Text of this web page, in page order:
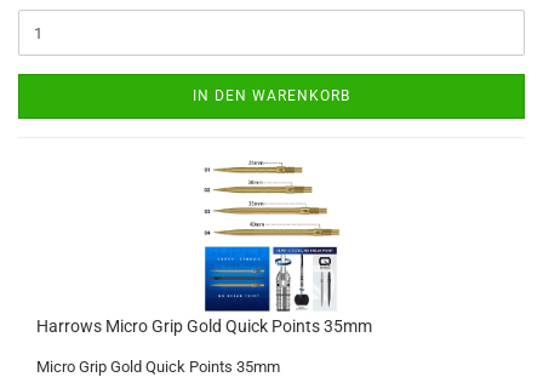
IN DEN WARENKORB
Har­rows Micro Grip Gold Quick Points 35mm
Micro Grip Gold Quick Points 35mm